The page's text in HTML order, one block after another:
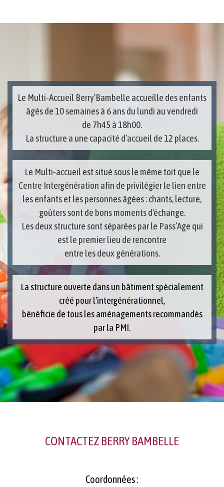
Le Multi-Accueil Berry’Bambelle accueille des enfants
âgés de 10 semaines à 6 ans du lundi au vendredi
de 7h45 à 18h00.
La structure a une capacité d’accueil de 12 places.
Le Multi-accueil est situé sous le même toit que le
Centre Intergénération afin de privilégier le lien entre
les enfants et les personnes âgées : chants, lecture,
goûters sont de bons moments d'échange.
Les deux structure sont séparées par le Pass’Age qui
est le premier lieu de rencontre
entre les deux générations.
La structure ouverte dans un bâtiment spécialement
créé pour l’intergénérationnel,
bénéficie de tous les aménagements recommandés
par la PMI.
CONTACTEZ BERRY BAMBELLE
Coordonnées :